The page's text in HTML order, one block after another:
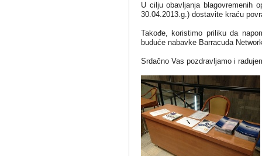
U cilju obavljanja blagovremenih
30.04.2013.g.) dostavite kraću
Takođe, koristimo priliku da
buduće nabavke Barracuda
Srdačno Vas pozdravljamo i